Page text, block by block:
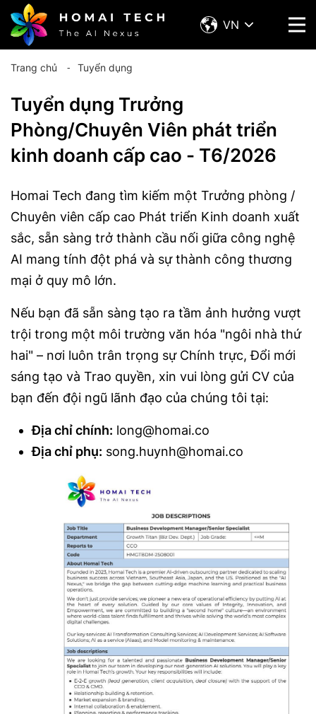
VN
Trang chủ ⁃ Tuyển dụng
Tuyển dụng Trưởng
Phòng/Chuyên Viên phát triển
kinh doanh cấp cao - T6/2026
Homai Tech đang tìm kiếm một Trưởng phòng /
Chuyên viên cấp cao Phát triển Kinh doanh xuất
sắc, sẵn sàng trở thành cầu nối giữa công nghệ
AI mang tính đột phá và sự thành công thương
mại ở quy mô lớn.
Nếu bạn đã sẵn sàng tạo ra tầm ảnh hưởng vượt
trội trong một môi trường văn hóa "ngôi nhà thứ
hai" – nơi luôn trân trọng sự Chính trực, Đổi mới
sáng tạo và Trao quyền, xin vui lòng gửi CV của
bạn đến đội ngũ lãnh đạo của chúng tôi tại:
Địa chỉ chính: long@homai.co
Địa chỉ phụ: song.huynh@homai.co